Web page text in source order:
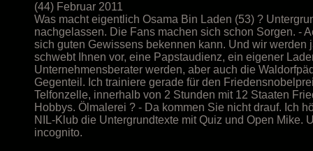
(44) Februar 2011
Was macht eigentlich Osama Bin Laden (53) ?
nachgelassen. Die Fans machen sich schon Sorgen. -
sich guten Gewissens bekennen kann. Und wir
schwebt Ihnen vor, eine Papstaudienz, ein eigener
Unternehmensberater werden, aber auch die
Gegenteil. Ich trainiere gerade für den
Telfonzelle, innerhalb von 2 Stunden mit 12 Staaten
Hobbys. Ölmalerei ? - Da kommen Sie nicht drauf. Ich
NIL-Klub die Untergrundtexte mit Quiz und Open Mike.
incognito.